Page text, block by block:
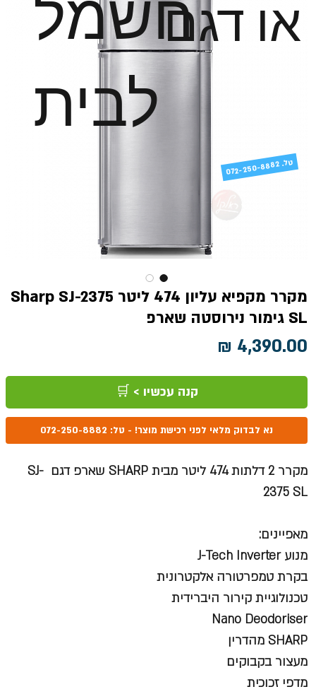
או דגם
לבית
מקרר מקפיא עליון 474 ליטר Sharp SJ-2375
SL גימור נירוסטה שארפ
קנה עכשיו > 🛒
נא לבדוק מלאי לפני רכישת מוצר! - טל: 072-250-8882
מקרר 2 דלתות 474 ליטר מבית SHARP שארפ דגם SJ-
2375 SL
מאפיינים:
מנוע J-Tech Inverter
בקרת טמפרטורה אלקטרונית
טכנולוגיית קירור היברידית
Nano Deodoriser
SHARP מהדרין
מעצור בקבוקים
מדפי זכוכית
072-250-8882 .טל